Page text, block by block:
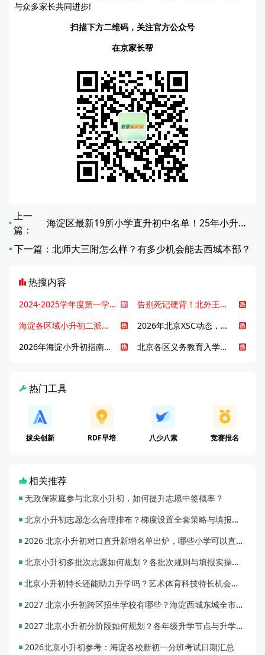
与众多家长共同进步!
扫描下方二维码，关注官方公众号
在京家长帮
上一
篇：
海淀区最新19所小学直升初中名单！25年小升初家长必看
下一篇： 北师大三附怎么样？有多少机会能去西城本部？
热搜内容
2024-2025学年度第一学期北京各区期末考试真题试卷汇总
告别死记硬背！北外王牌精读词汇课，帮孩子突破英语词汇难关
海淀各区域小升初二派全攻略合集！区域一至五志愿填报、升学策略详解
2026年北京XSC动态，持续更新中ing...
2026年海淀小升初指南，一文了解招生政策要点
北京各区义务教育入学咨询电话汇总，25年小升初家长提前收藏
热门工具
拔尖创新 RDF早培 八少八素 竞赛报名
相关推荐
无政保家庭参与北京小升初，如何提升志愿中签概率？
北京小升初志愿怎么合理排布？梯度设置全套策略与填报避坑指南
2026 北京小升初对口直升新增名单出炉，哪些小学可以直升优质初中？
北京小升初多批次志愿如何规划？各批次规则与填报实操指南
北京小升初特长还能助力升学吗？艺术体育科技特长机会与误区全面解析
2027 北京小升初跨区招生学校有哪些？海淀西城东城全市招生校完整汇总
2027 北京小升初分阶段如何规划？各年级升学节点与升学通道全梳理
2026北京小升初参考：海淀各校新初一分班考试日期汇总